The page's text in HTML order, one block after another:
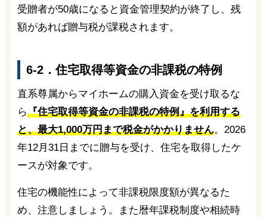
受贈者が50歳になると資金管理契約が終了し、残
額があれば贈与税が課税されます。
6-2．住宅取得等資金の非課税の特例
直系尊属からマイホームの購入資金を受け取るな
ら『住宅取得等資金の非課税の特例』を利用する
と、最大1,000万円まで税金がかかりません。2026
年12月31日までに贈与を受け、住宅を取得したケ
ースが対象です。
住宅の機能性によって非課税限度額が異なるた
め、注意しましょう。また暦年課税制度や相続時